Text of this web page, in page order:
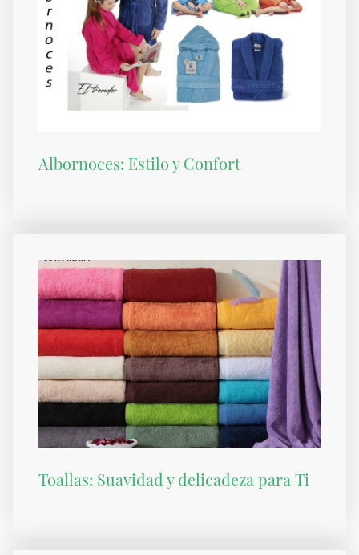
Albornoces: Estilo y Confort
Toallas: Suavidad y delicadeza para Ti